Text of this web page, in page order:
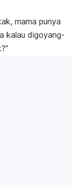
mama punya
kalau digoyang-
?”